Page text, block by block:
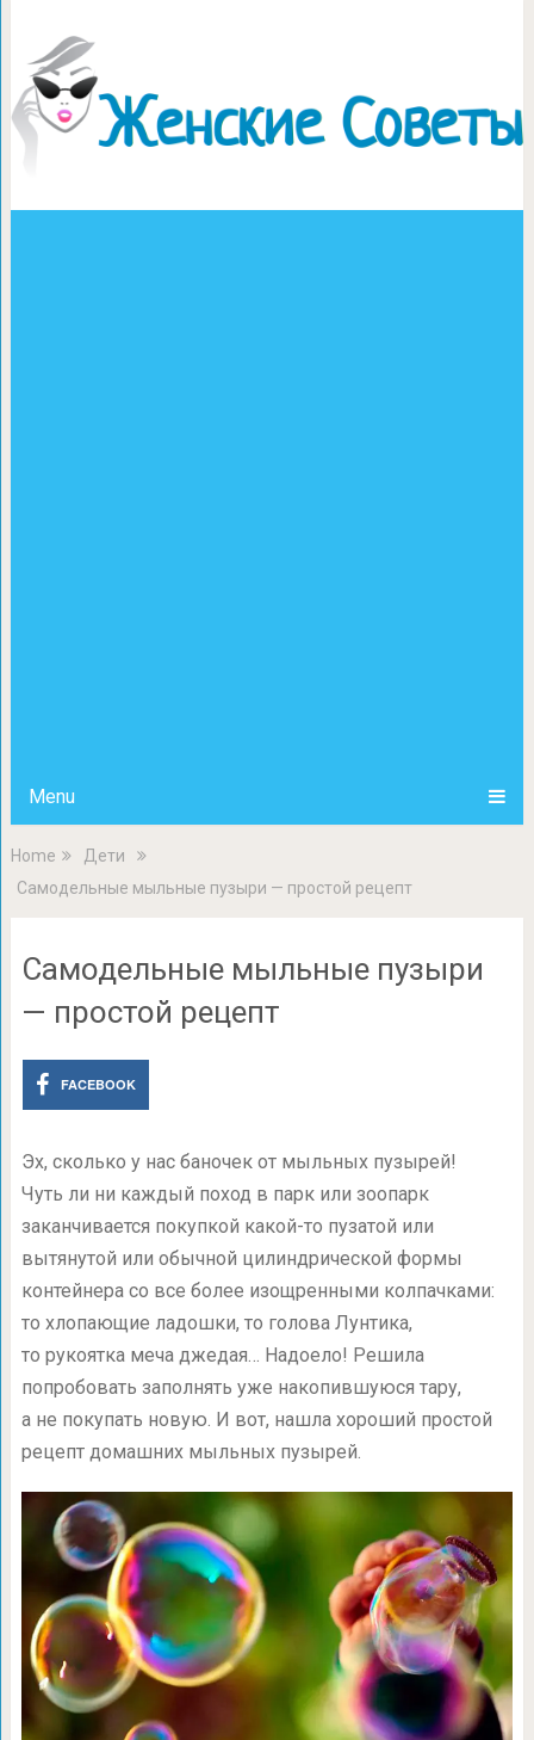
Menu
Home
Дети
Самодельные мыльные пузыри — простой рецепт
Самодельные мыльные пузыри
— простой рецепт
FACEBOOK
Эх, сколько у нас баночек от мыльных пузырей!
Чуть ли ни каждый поход в парк или зоопарк
заканчивается покупкой какой-то пузатой или
вытянутой или обычной цилиндрической формы
контейнера со все более изощренными колпачками:
то хлопающие ладошки, то голова Лунтика,
то рукоятка меча джедая… Надоело! Решила
попробовать заполнять уже накопившуюся тару,
а не покупать новую. И вот, нашла хороший простой
рецепт домашних мыльных пузырей.